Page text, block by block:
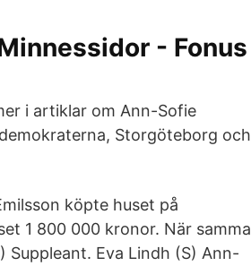
- Fonus
i artiklar om Ann-Sofie
Storgöteborg och
köpte huset på
1 800 000 kronor. När samma
Eva Lindh (S) Ann-